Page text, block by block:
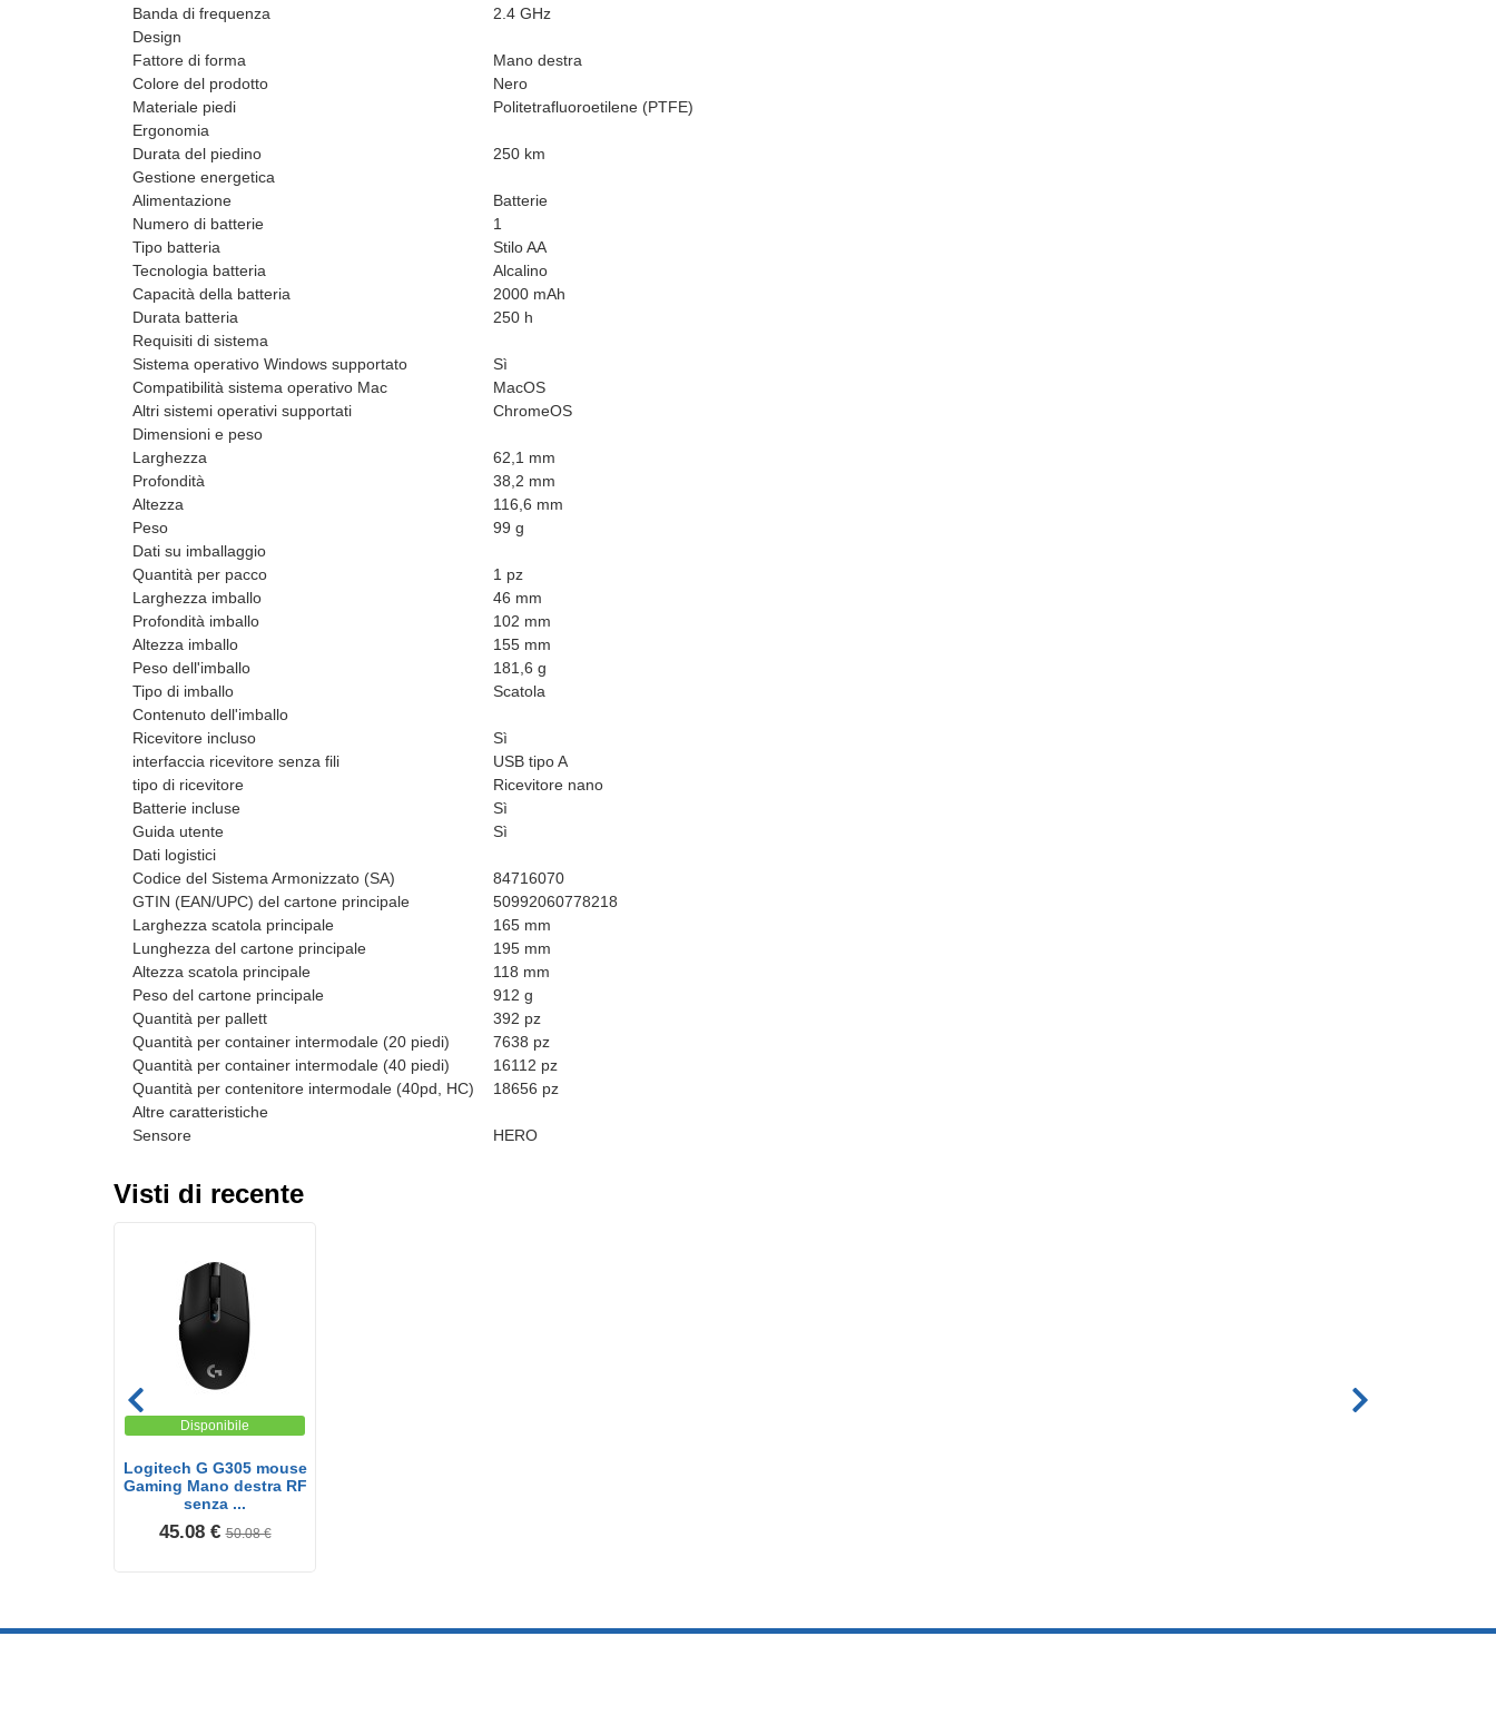
Banda di frequenza
2.4 GHz
Design
Fattore di forma
Mano destra
Colore del prodotto
Nero
Materiale piedi
Politetrafluoroetilene (PTFE)
Ergonomia
Durata del piedino
250 km
Gestione energetica
Alimentazione
Batterie
Numero di batterie
1
Tipo batteria
Stilo AA
Tecnologia batteria
Alcalino
Capacità della batteria
2000 mAh
Durata batteria
250 h
Requisiti di sistema
Sistema operativo Windows supportato
Sì
Compatibilità sistema operativo Mac
MacOS
Altri sistemi operativi supportati
ChromeOS
Dimensioni e peso
Larghezza
62,1 mm
Profondità
38,2 mm
Altezza
116,6 mm
Peso
99 g
Dati su imballaggio
Quantità per pacco
1 pz
Larghezza imballo
46 mm
Profondità imballo
102 mm
Altezza imballo
155 mm
Peso dell'imballo
181,6 g
Tipo di imballo
Scatola
Contenuto dell'imballo
Ricevitore incluso
Sì
interfaccia ricevitore senza fili
USB tipo A
tipo di ricevitore
Ricevitore nano
Batterie incluse
Sì
Guida utente
Sì
Dati logistici
Codice del Sistema Armonizzato (SA)
84716070
GTIN (EAN/UPC) del cartone principale
50992060778218
Larghezza scatola principale
165 mm
Lunghezza del cartone principale
195 mm
Altezza scatola principale
118 mm
Peso del cartone principale
912 g
Quantità per pallett
392 pz
Quantità per container intermodale (20 piedi)
7638 pz
Quantità per container intermodale (40 piedi)
16112 pz
Quantità per contenitore intermodale (40pd, HC)
18656 pz
Altre caratteristiche
Sensore
HERO
Visti di recente
Disponibile
Logitech G G305 mouse
Gaming Mano destra RF
senza ...
45.08 € 50.08 €